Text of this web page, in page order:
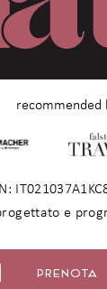
e
recommended
PRENOTA